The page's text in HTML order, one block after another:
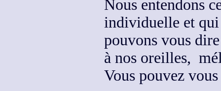
Nous entendons
individuelle et qui
pouvons vous
à nos oreilles,
Vous pouvez